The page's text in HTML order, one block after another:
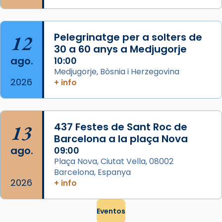
que les santes són filles de l’antiga Iluro.
Mataró en reivindicarà les relíq
Foto
View on Facebook ·
12
ago.
2026
Pelegrinatge per a solters de
30 a 60 anys a Medjugorje
10:00
Medjugorje, Bòsnia i Herzegovina
+ info
13
ago.
2026
437 Festes de Sant Roc de
Barcelona a la plaça Nova
09:00
Plaça Nova, Ciutat Vella, 08002
Barcelona, Espanya
+ info
Eventos